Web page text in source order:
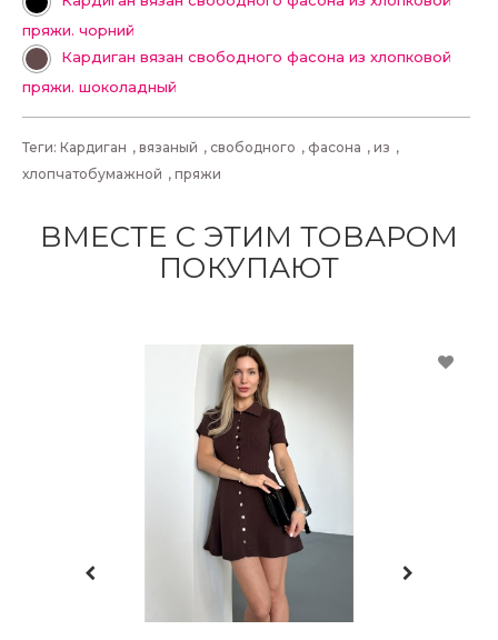
пряжи. чорний
Кардиган вязан свободного фасона из хлопковой
пряжи. шоколадный
Теги: Кардиган , вязаный , свободного , фасона , из ,
хлопчатобумажной , пряжи
ВМЕСТЕ С ЭТИМ ТОВАРОМ
ПОКУПАЮТ